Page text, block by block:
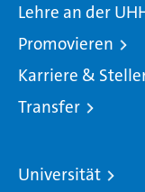
Lehre an der
Promovieren
Karriere &
Transfer
Universität